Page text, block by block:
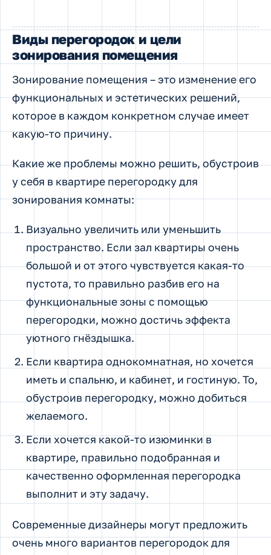
Виды перегородок и цели
зонирования помещения
Зонирование помещения – это изменение его
функциональных и эстетических решений,
которое в каждом конкретном случае имеет
какую-то причину.
Какие же проблемы можно решить, обустроив
у себя в квартире перегородку для
зонирования комнаты:
Визуально увеличить или уменьшить
пространство. Если зал квартиры очень
большой и от этого чувствуется какая-то
пустота, то правильно разбив его на
функциональные зоны с помощью
перегородки, можно достичь эффекта
уютного гнёздышка.
Если квартира однокомнатная, но хочется
иметь и спальню, и кабинет, и гостиную. То,
обустроив перегородку, можно добиться
желаемого.
Если хочется какой-то изюминки в
квартире, правильно подобранная и
качественно оформленная перегородка
выполнит и эту задачу.
Современные дизайнеры могут предложить
очень много вариантов перегородок для